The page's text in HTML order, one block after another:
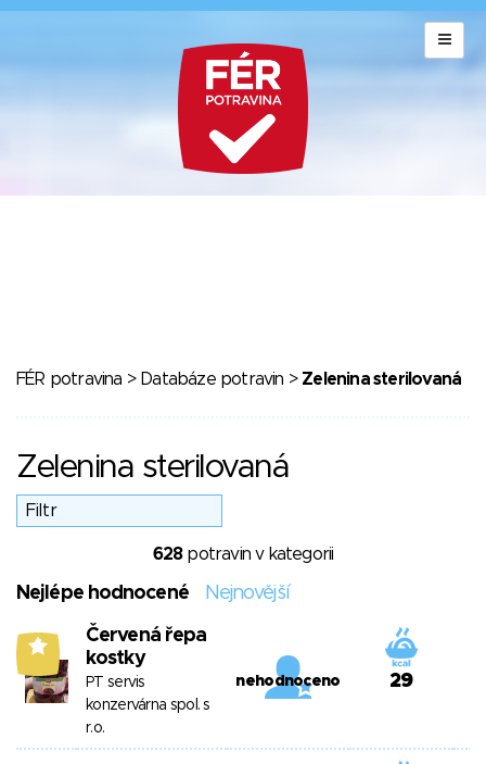
FÉR potravina > Databáze potravin > Zelenina sterilovaná
Zelenina sterilovaná
628potravin v kategorii
Nejlépe hodnocené Nejnovější
6
Červená řepa
kostky
PT servis
konzervárna spol. s
r.o.
nehodnoceno 29